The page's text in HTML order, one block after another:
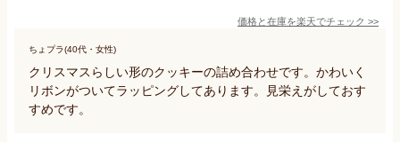
価格と在庫を楽天でチェック >>
ちょプラ(40代・女性)
クリスマスらしい形のクッキーの詰め合わせです。かわいく
リボンがついてラッピングしてあります。見栄えがしておす
すめです。